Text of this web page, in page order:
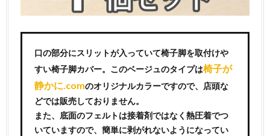
口の部分にスリットが入っていて椅子脚を取付けや
すい椅子脚カバー。このベージュのタイプは椅子が
静かに.comのオリジナルカラーですので、店頭な
どでは販売しておりません。
また、底面のフェルトは接着剤ではなく熱圧着でつ
いていますので、簡単に剥がれないようになってい